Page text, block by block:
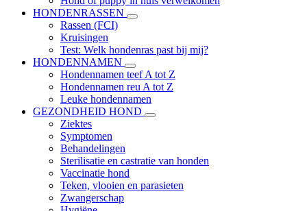
HONDENRASSEN
Rassen (FCI)
Kruisingen
Test: Welk hondenras past bij mij?
HONDENNAMEN
Hondennamen teef A tot Z
Hondennamen reu A tot Z
Leuke hondennamen
GEZONDHEID HOND
Ziektes
Symptomen
Behandelingen
Sterilisatie en castratie van honden
Vaccinatie hond
Teken, vlooien en parasieten
Zwangerschap